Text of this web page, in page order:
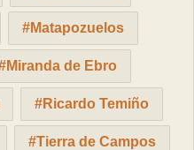
Matapozuelos
Miranda de Ebro
Ricardo Temiño
Tierra de Campos